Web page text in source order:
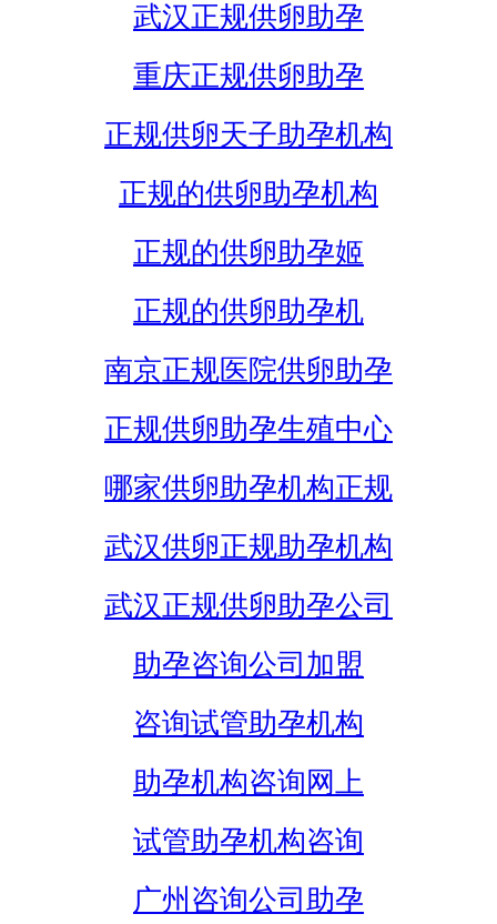
武汉正规供卵助孕
重庆正规供卵助孕
正规供卵天子助孕机构
正规的供卵助孕机构
正规的供卵助孕姬
正规的供卵助孕机
南京正规医院供卵助孕
正规供卵助孕生殖中心
哪家供卵助孕机构正规
武汉供卵正规助孕机构
武汉正规供卵助孕公司
助孕咨询公司加盟
咨询试管助孕机构
助孕机构咨询网上
试管助孕机构咨询
广州咨询公司助孕